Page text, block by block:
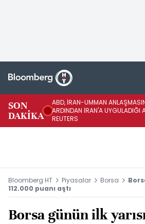
SON
DAKİKA
ABD, İRAN-UMMAN
ARDINDAN İRAN'A UYGULADIĞI
REUTERS
Bloomberg HT Piyasalar Borsa
112.000 puanı aştı
Borsa günün ilk